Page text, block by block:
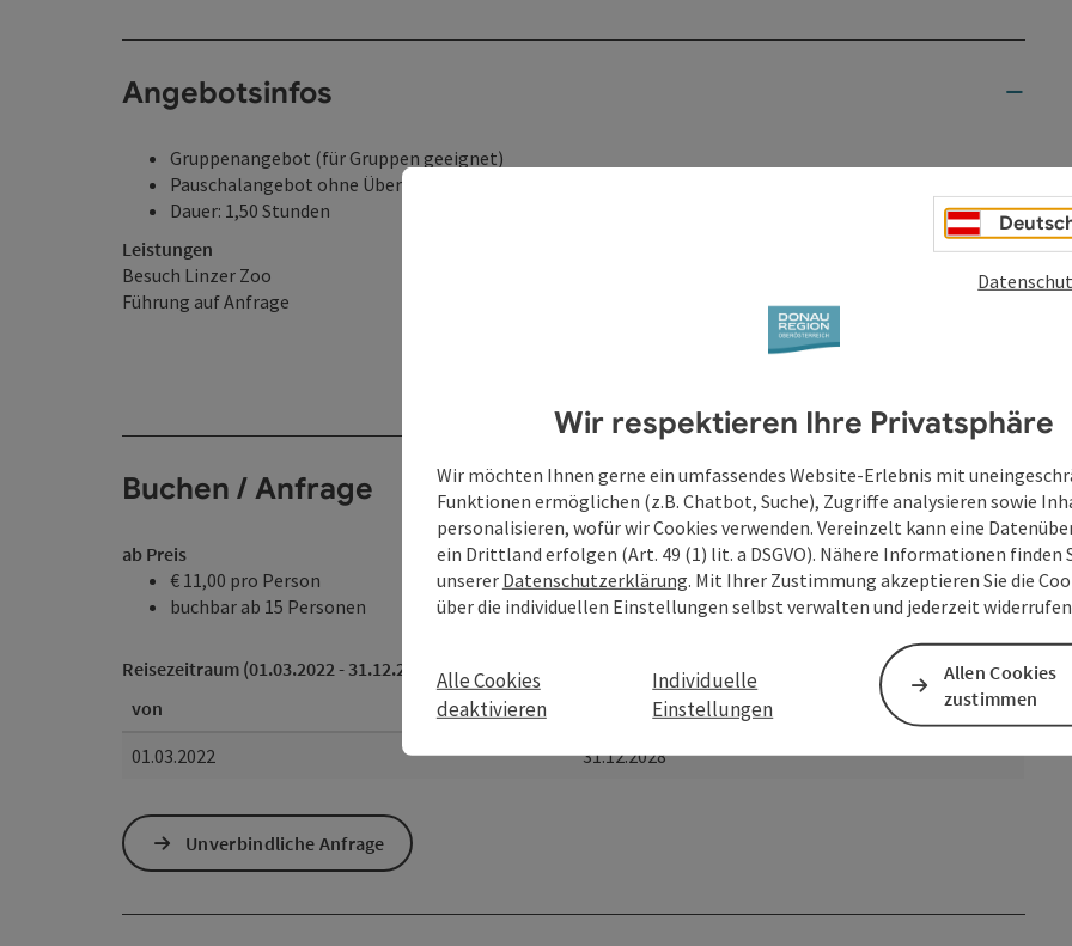
Angebotsinfos
Gruppenangebot (für Gruppen geeignet)
Pauschalangebot ohne Übernachtung
Dauer: 1,50 Stunden
Leistungen
Besuch Linzer Zoo
Führung auf Anfrage
Buchen / Anfrage
ab Preis
€ 11,00 pro Person
buchbar ab 15 Personen
Reisezeitraum (01.03.2022 - 31.12.2028)
von
01.03.2022
31.12.2028
Unverbindliche Anfrage
Wir respektieren Ihre Privatsphäre
Wir möchten Ihnen gerne ein umfassendes Website-Erlebnis mit
Funktionen ermöglichen (z.B. Chatbot, Suche), Zugriffe analysieren sowie
personalisieren, wofür wir Cookies verwenden. Vereinzelt kann eine
ein Drittland erfolgen (Art. 49 (1) lit. a DSGVO). Nähere Informationen finden
unserer Datenschutzerklärung. Mit Ihrer Zustimmung akzeptieren Sie die
über die individuellen Einstellungen selbst verwalten und jederzeit
Alle Cookies
deaktivieren
Individuelle
Einstellungen
Allen Cookies
zustimmen